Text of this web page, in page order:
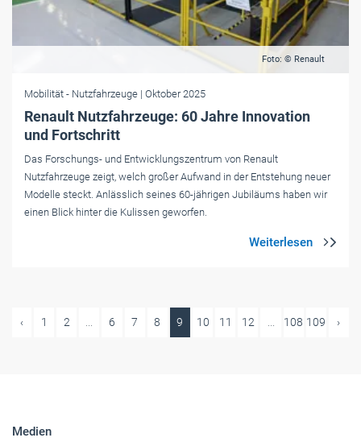
Foto: © Renault
Mobilität - Nutzfahrzeuge | Oktober 2025
Renault Nutzfahrzeuge: 60 Jahre Innovation
und Fortschritt
Das Forschungs- und Entwicklungszentrum von Renault
Nutzfahrzeuge zeigt, welch großer Aufwand in der Entstehung neuer
Modelle steckt. Anlässlich seines 60-jährigen Jubiläums haben wir
einen Blick hinter die Kulissen geworfen.
‹ 1 2 ... 6 7 8 9 10 11 12 ... 108 109 ›
Medien